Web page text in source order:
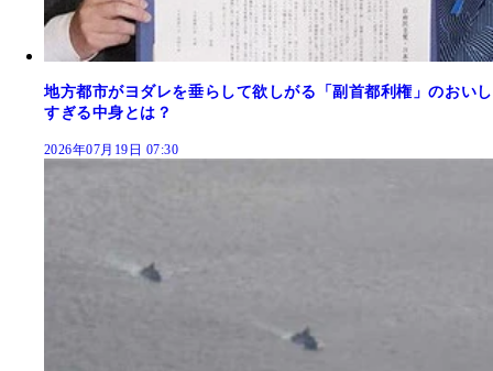
地方都市がヨダレを垂らして欲しがる「副首都利権」のおいし
すぎる中身とは？
2026年07月19日 07:30